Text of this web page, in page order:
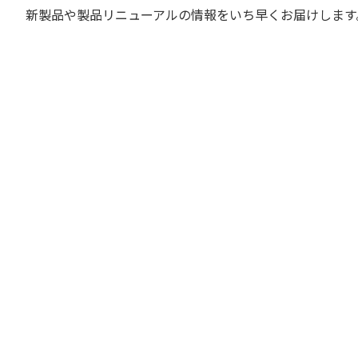
新製品や製品リニューアルの情報をいち早くお届けしま